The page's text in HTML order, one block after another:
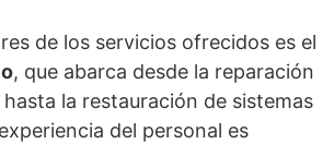
de los servicios ofrecidos es el
, que abarca desde la reparación
la restauración de sistemas
del personal es